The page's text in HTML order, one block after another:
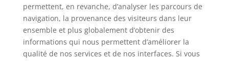
permettent, en revanche, d’analyser les parcours de
navigation, la provenance des visiteurs dans leur
ensemble et plus globalement d’obtenir des
informations qui nous permettent d’améliorer la
qualité de nos services et de nos interfaces. Si vous